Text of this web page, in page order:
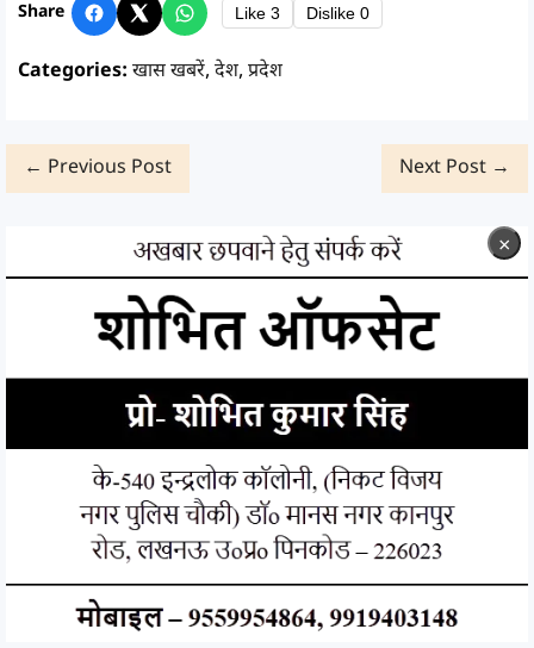
Share Like 3 Dislike 0
Categories: खास खबरें, देश, प्रदेश
← Previous Post Next Post →
×